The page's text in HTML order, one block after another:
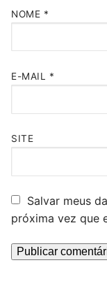
NOME *
E-MAIL *
SITE
Salvar meus
próxima vez que